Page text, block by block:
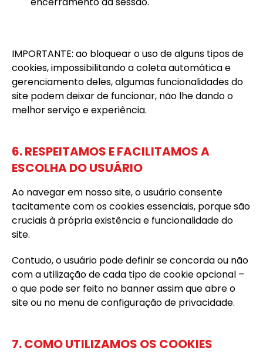
IMPORTANTE: ao bloquear o uso de alguns tipos de
cookies, impossibilitando a coleta automática e
gerenciamento deles, algumas funcionalidades do
site podem deixar de funcionar, não lhe dando o
melhor serviço e experiência.
6. RESPEITAMOS E FACILITAMOS A
ESCOLHA DO USUÁRIO
Ao navegar em nosso site, o usuário consente
tacitamente com os cookies essenciais, porque são
cruciais à própria existência e funcionalidade do
site.
Contudo, o usuário pode definir se concorda ou não
com a utilização de cada tipo de cookie opcional –
o que pode ser feito no banner assim que abre o
site ou no menu de configuração de privacidade.
7. COMO UTILIZAMOS OS COOKIES